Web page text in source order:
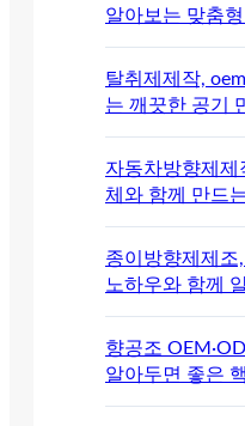
알아보는 맞춤
탈취제제작,
는 깨끗한 공기
자동차방향제제
체와 함께 만드
종이방향제제조
노하우와 함께
향공조
알아두면 좋은